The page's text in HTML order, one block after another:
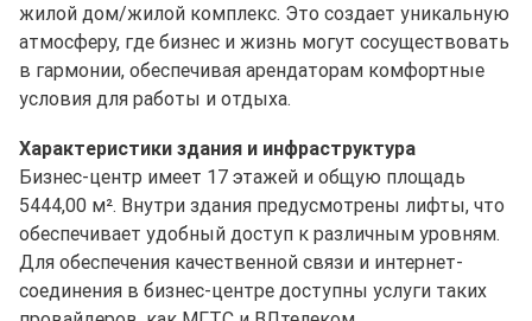
жилой дом/жилой комплекс. Это создает уникальную
атмосферу, где бизнес и жизнь могут сосуществовать
в гармонии, обеспечивая арендаторам комфортные
условия для работы и отдыха.
Характеристики здания и инфраструктура
Бизнес-центр имеет 17 этажей и общую площадь
5444,00 м². Внутри здания предусмотрены лифты, что
обеспечивает удобный доступ к различным уровням.
Для обеспечения качественной связи и интернет-
соединения в бизнес-центре доступны услуги таких